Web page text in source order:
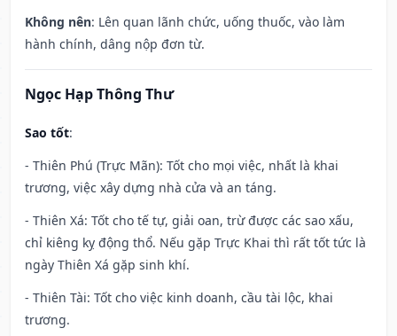
Không nên: Lên quan lãnh chức, uống thuốc, vào làm
hành chính, dâng nộp đơn từ.
Ngọc Hạp Thông Thư
Sao tốt:
- Thiên Phú (Trực Mãn): Tốt cho mọi việc, nhất là khai
trương, việc xây dựng nhà cửa và an táng.
- Thiên Xá: Tốt cho tế tự, giải oan, trừ được các sao xấu,
chỉ kiêng kỵ động thổ. Nếu gặp Trực Khai thì rất tốt tức là
ngày Thiên Xá gặp sinh khí.
- Thiên Tài: Tốt cho việc kinh doanh, cầu tài lộc, khai
trương.